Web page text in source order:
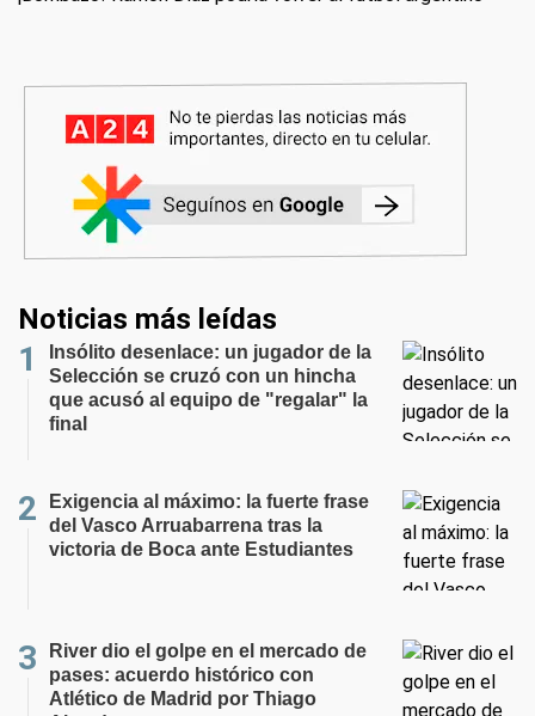
Noticias más leídas
Insólito desenlace: un jugador de la
Selección se cruzó con un hincha
que acusó al equipo de "regalar" la
final
Exigencia al máximo: la fuerte frase
del Vasco Arruabarrena tras la
victoria de Boca ante Estudiantes
River dio el golpe en el mercado de
pases: acuerdo histórico con
Atlético de Madrid por Thiago